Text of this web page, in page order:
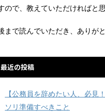
ので、教えていただければと思
まで読んでいただき、ありが
最近の投稿
【公務員を辞めたい人、必見
ソリ準備すべきこと